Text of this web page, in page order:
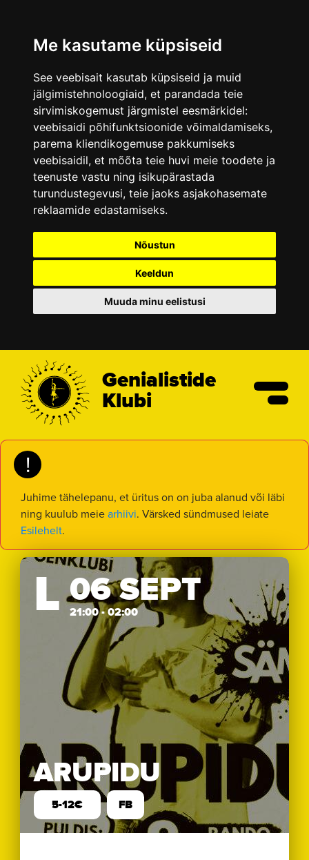
Me kasutame küpsiseid
See veebisait kasutab küpsiseid ja muid
jälgimistehnoloogiaid, et parandada teie
sirvimiskogemust järgmistel eesmärkidel:
veebisaidi põhifunktsioonide võimaldamiseks,
parema kliendikogemuse pakkumiseks
veebisaidil, et mõõta teie huvi meie toodete ja
teenuste vastu ning isikupärastada
turundustegevusi, teie jaoks asjakohasemate
reklaamide edastamiseks.
Nõustun
Keeldun
Muuda minu eelistusi
Genialistide
Klubi
!
Juhime tähelepanu, et üritus on on juba alanud või läbi
ning kuulub meiearhiivi. Värsked sündmused leiate
Esilehelt.
L 06 SEPT
21:00 - 02:00
ARUPIDU
5-12€ FB